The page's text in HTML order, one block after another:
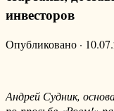
инвесторов
Опубликовано ·
Андрей Судник,